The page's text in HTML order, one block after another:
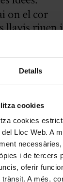
Detalls
cookies
cookies
Lloc Web. A
necessàries,
i de tercers
oferir
A més,